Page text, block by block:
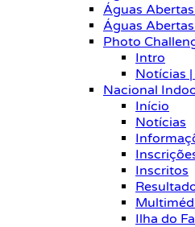
Águas
Águas
Photo
Intro
Notícias
Nacional
Início
Notícias
Inscritos
Ilha do